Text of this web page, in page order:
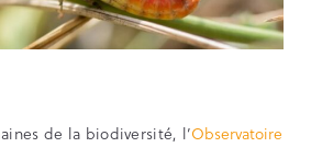
de la biodiversité, l’Observatoire